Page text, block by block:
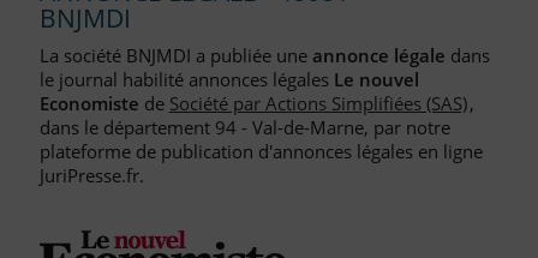
Journaux Habilités (JAL) Annonces Légales
Départements pour la Publication d'Annonces Légales
Liste des Greffes
Liste des CCI
FAQ
BNJMDI
La société BNJMDI a publiée une annonce légale dans
le journal habilité annonces légales Le nouvel
Economiste de Société par Actions Simplifiées (SAS),
dans le département 94 - Val-de-Marne, par notre
plateforme de publication d'annonces légales en ligne
JuriPresse.fr.